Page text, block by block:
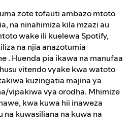
zote tofauti ambazo mtoto
na ninahimiza kila mzazi au
wake ili kuelewa Spotify,
na njia anazotumia
. Huenda pia ikawa na manufaa
vitendo vyake kwa watoto
kuzingatia majina ya
vipakiwa vya orodha. Mhimize
kwa kuwa hii inaweza
kuwasiliana na kuwa na